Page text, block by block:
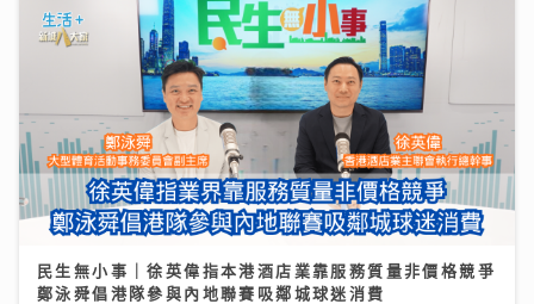
民生無小事｜徐英偉指本港酒店業靠服務質量非價格競爭
鄭泳舜倡港隊參與內地聯賽吸鄰城球迷消費